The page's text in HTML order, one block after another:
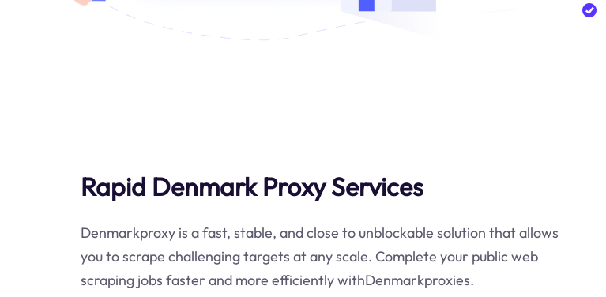
Rapid Denmark Proxy Services
Denmarkproxy is a fast, stable, and close to unblockable solution that allows
you to scrape challenging targets at any scale. Complete your public web
scraping jobs faster and more efficiently withDenmarkproxies.